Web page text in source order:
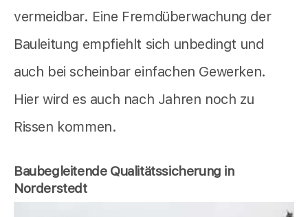
vermeidbar. Eine Fremdüberwachung der
Bauleitung empfiehlt sich unbedingt und
auch bei scheinbar einfachen Gewerken.
Hier wird es auch nach Jahren noch zu
Rissen kommen.
Baubegleitende Qualitätssicherung in
Norderstedt